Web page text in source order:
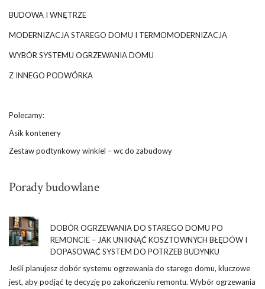
BUDOWA I WNĘTRZE
MODERNIZACJA STAREGO DOMU I TERMOMODERNIZACJA
WYBÓR SYSTEMU OGRZEWANIA DOMU
Z INNEGO PODWÓRKA
Polecamy:
Asik kontenery
Zestaw podtynkowy winkiel – wc do zabudowy
Porady budowlane
DOBÓR OGRZEWANIA DO STAREGO DOMU PO
REMONCIE – JAK UNIKNĄĆ KOSZTOWNYCH BŁĘDÓW I
DOPASOWAĆ SYSTEM DO POTRZEB BUDYNKU
Jeśli planujesz dobór systemu ogrzewania do starego domu, kluczowe
jest, aby podjąć tę decyzję po zakończeniu remontu. Wybór ogrzewania